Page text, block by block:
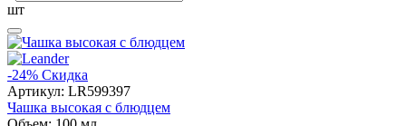
шт
-24% Скидка
Артикул: LR599397
Чашка высокая с блюдцем